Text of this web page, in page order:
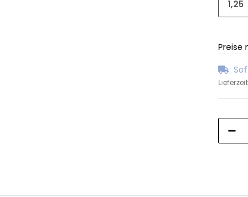
1,25
Preise